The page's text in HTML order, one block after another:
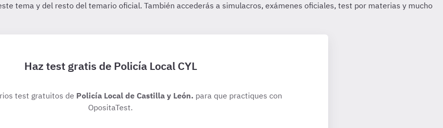
Haz test gratis de Policía Local CYL
test gratuitos de Policía Local de Castilla y León. para que practiques con
OpositaTest.